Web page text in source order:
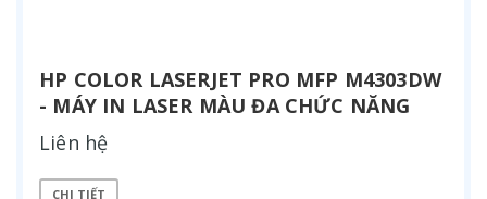
HP COLOR LASERJET PRO MFP M4303DW
- MÁY IN LASER MÀU ĐA CHỨC NĂNG
Liên hệ
CHI TIẾT